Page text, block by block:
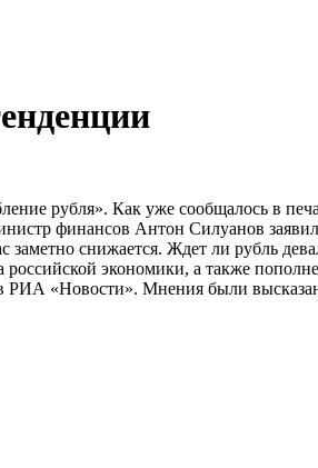
рубля». Как уже сообщалось в
финансов Антон Силуанов
снижается. Ждет ли рубль
экономики, а также
РИА «Новости». Мнения были